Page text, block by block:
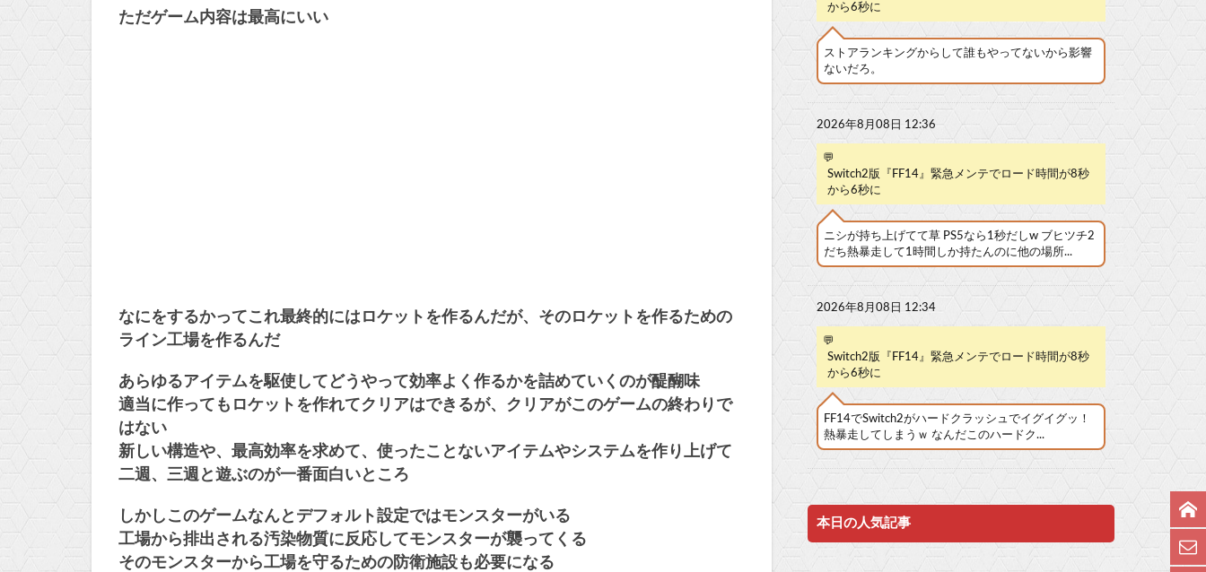
ただゲーム内容は最高にいい
なにをするかってこれ最終的にはロケットを作るんだが、そのロケットを作るための
ライン工場を作るんだ
あらゆるアイテムを駆使してどうやって効率よく作るかを詰めていくのが醍醐味
適当に作ってもロケットを作れてクリアはできるが、クリアがこのゲームの終わりで
はない
新しい構造や、最高効率を求めて、使ったことないアイテムやシステムを作り上げて
二週、三週と遊ぶのが一番面白いところ
しかしこのゲームなんとデフォルト設定ではモンスターがいる
工場から排出される汚染物質に反応してモンスターが襲ってくる
そのモンスターから工場を守るための防衛施設も必要になる
から6秒に
ストアランキングからして誰もやってないから影響
ないだろ。
2026年8月08日 12:36
💬
Switch2版『FF14』緊急メンテでロード時間が8秒
から6秒に
ニシが持ち上げてて草 PS5なら1秒だしw ブヒツチ2
だち熱暴走して1時間しか持たんのに他の場所...
2026年8月08日 12:34
💬
Switch2版『FF14』緊急メンテでロード時間が8秒
から6秒に
FF14でSwitch2がハードクラッシュでイグイグッ！
熱暴走してしまうｗ なんだこのハードク...
本日の人気記事